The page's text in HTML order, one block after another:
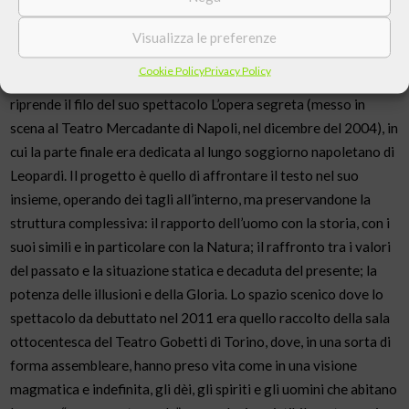
Visualizza le preferenze
Cookie PolicyPrivacy Policy
riferimenti drammaturgici del secolo in cui è stato scritto per
approdare a una profonda consonanza con esperienze
fondamentali del teatro del Novecento.
Con la messa in scena di Operette morali Mario Martone
riprende il filo del suo spettacolo L’opera segreta (messo in
scena al Teatro Mercadante di Napoli, nel dicembre del 2004), in
cui la parte finale era dedicata al lungo soggiorno napoletano di
Leopardi. Il progetto è quello di affrontare il testo nel suo
insieme, operando dei tagli all’interno, ma preservandone la
struttura complessiva: il rapporto dell’uomo con la storia, con i
suoi simili e in particolare con la Natura; il raffronto tra i valori
del passato e la situazione statica e decaduta del presente; la
potenza delle illusioni e della Gloria. Lo spazio scenico dove lo
spettacolo da debuttato nel 2011 era quello raccolto della sala
ottocentesca del Teatro Gobetti di Torino, dove, in una sorta di
forma assembleare, hanno preso vita come in una visione
magmatica e indefinita, gli dèi, gli spiriti e gli uomini che abitano